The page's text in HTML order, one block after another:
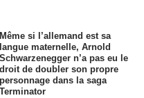
Même si l’allemand est sa
langue maternelle, Arnold
Schwarzenegger n’a pas eu le
droit de doubler son propre
personnage dans la saga
Terminator